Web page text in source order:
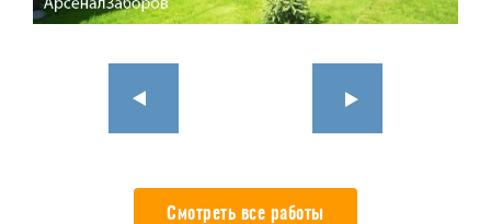
Смотреть все работы